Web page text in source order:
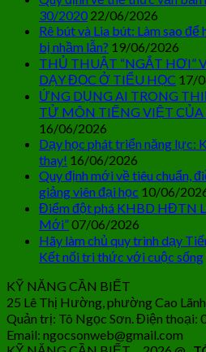
30/2020 22/06/2026
Rê bút và Lia bút: Làm sao
bị nhầm lẫn? 19/06/2026
THỦ THUẬT “NGẮT HƠI”
DẠY ĐỌC Ở TIỂU HỌC 17/
ỨNG DỤNG AI TRONG
TỬ MÔN TIẾNG VIỆT CỦA
16/06/2026
Dạy học phát triển năng lực:
thay! 16/06/2026
Quy định mới về tiêu chuẩn,
giảng viên đại học 10/06/
Điểm đột phá KHBD HĐTN
Mới”07/06/2026
Hãy làm chủ quy trình dạy
Kết nối tri thức với cuộc sống
KỸ NĂNG CẦN BIẾT
25 Lê Thị Hường, phường Cao
Quản trị: Tô Ngọc Sơn. Điện thoại:
Email: ngocsonweb@gmail.com